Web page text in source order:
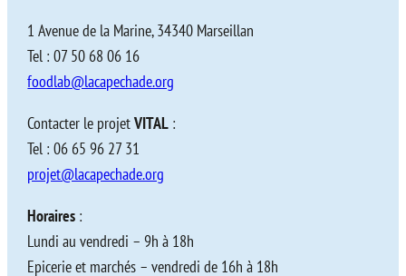
1 Avenue de la Marine, 34340 Marseillan
Tel : 07 50 68 06 16
foodlab@lacapechade.org
Contacter le projetVITAL :
Tel : 06 65 96 27 31
projet@lacapechade.org
Horaires :
Lundi au vendredi – 9h à 18h
Epicerie et marchés – vendredi de 16h à 18h